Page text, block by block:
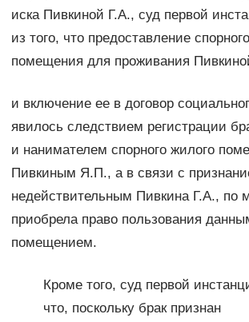
иска Пивкиной Г.А., суд первой
из того, что предоставление
помещения для проживания
и включение ее в договор
явилось следствием регистрации
и нанимателем спорного жилого
Пивкиным Я.П., а в связи с
недействительным Пивкина Г.А., по
приобрела право пользования
помещением.
Кроме того, суд первой
что, поскольку брак признан